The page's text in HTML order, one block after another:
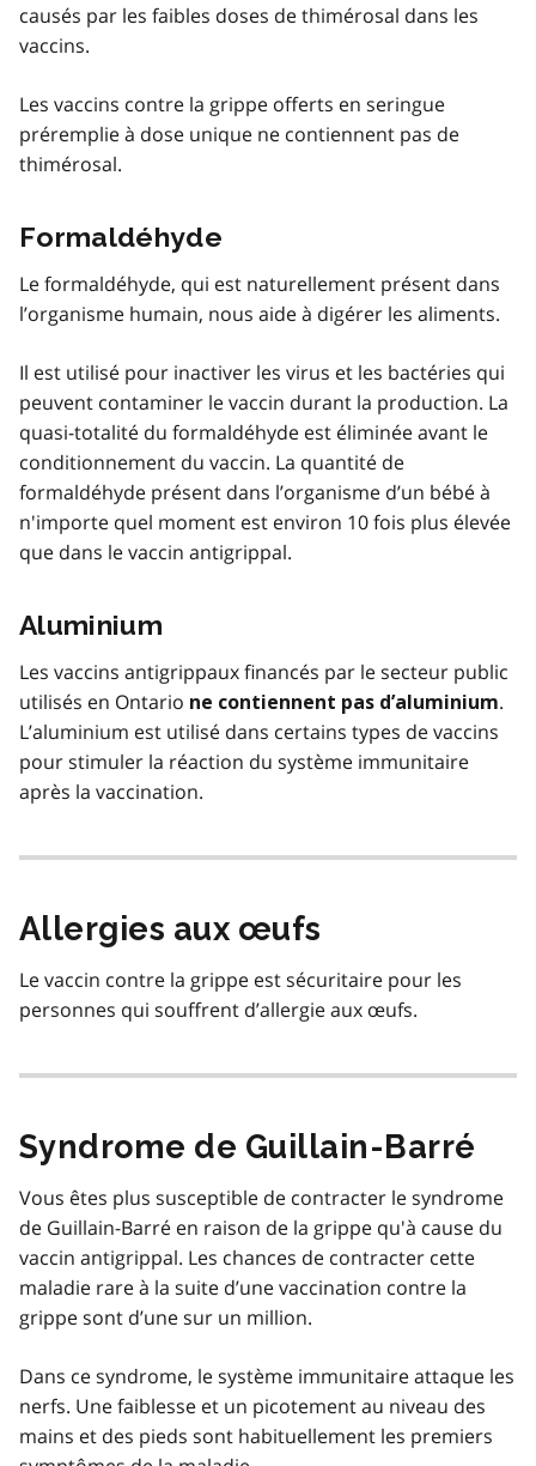
causés par les faibles doses de thimérosal dans les
vaccins.
Les vaccins contre la grippe offerts en seringue
préremplie à dose unique ne contiennent pas de
thimérosal.
Formaldéhyde
Le formaldéhyde, qui est naturellement présent dans
l’organisme humain, nous aide à digérer les aliments.
Il est utilisé pour inactiver les virus et les bactéries qui
peuvent contaminer le vaccin durant la production. La
quasi-totalité du formaldéhyde est éliminée avant le
conditionnement du vaccin. La quantité de
formaldéhyde présent dans l’organisme d’un bébé à
n'importe quel moment est environ 10 fois plus élevée
que dans le vaccin antigrippal.
Aluminium
Les vaccins antigrippaux financés par le secteur public
utilisés en Ontario ne contiennent pas d’aluminium.
L’aluminium est utilisé dans certains types de vaccins
pour stimuler la réaction du système immunitaire
après la vaccination.
Allergies aux œufs
Le vaccin contre la grippe est sécuritaire pour les
personnes qui souffrent d’allergie aux œufs.
Syndrome de Guillain-Barré
Vous êtes plus susceptible de contracter le syndrome
de Guillain-Barré en raison de la grippe qu'à cause du
vaccin antigrippal. Les chances de contracter cette
maladie rare à la suite d’une vaccination contre la
grippe sont d’une sur un million.
Dans ce syndrome, le système immunitaire attaque les
nerfs. Une faiblesse et un picotement au niveau des
mains et des pieds sont habituellement les premiers